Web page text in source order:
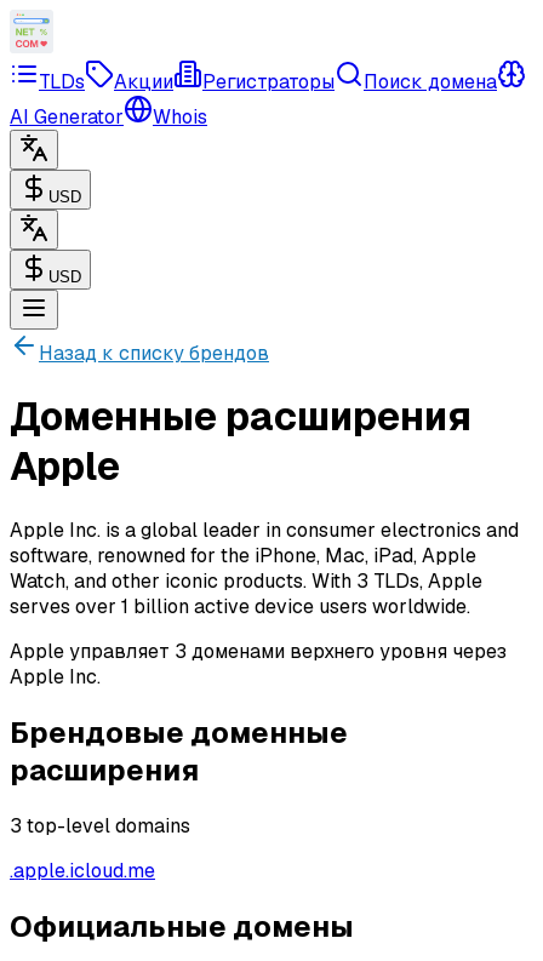
TLDs Акции Регистраторы
Поиск домена
AI Generator
Whois
USD
USD
Назад к списку брендов
Доменные расширения
Apple
Apple Inc. is a global leader in consumer electronics and
software, renowned for the iPhone, Mac, iPad, Apple
Watch, and other iconic products. With 3 TLDs, Apple
serves over 1 billion active device users worldwide.
Apple управляет 3 доменами верхнего уровня через
Apple Inc.
Брендовые доменные
расширения
3 top-level domains
.apple.icloud.me
Официальные домены